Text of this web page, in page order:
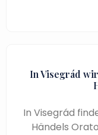
In Visegrád
In Visegrád
Händels